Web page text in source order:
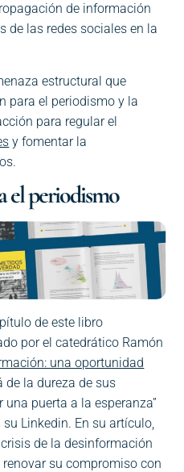
de información
de las redes sociales en la
estructural que
para el periodismo y la
para regular el
y fomentar la
el periodismo
de este libro
por el catedrático Ramón
una oportunidad
de la dureza de sus
puerta a la esperanza”
Linkedin. En su artículo,
de la desinformación
su compromiso con